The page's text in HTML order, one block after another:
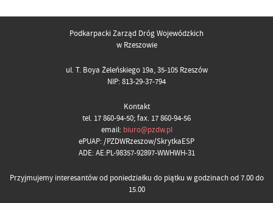
Podkarpacki Zarząd Dróg Wojewódzkich
w Rzeszowie
ul. T. Boya Żeleńskiego 19a, 35-105 Rzeszów
NIP: 813-29-37-794
Kontakt
tel. 17 860-94-50; fax. 17 860-94-56
email: biuro@pzdw.pl
ePUAP: /PZDWRzeszow/SkrytkaESP
ADE: AE:PL-98357-92897-WWHWH-31
Przyjmujemy interesantów od poniedziałku do piątku w godzinach od 7.00 do
15.00